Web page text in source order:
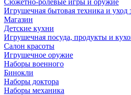
Сюжетно-ролевые игры и оружие
Игрушечная бытовая техника и уход
Магазин
Детские кухни
Игрушечная посуда, продукты и
Салон красоты
Игрушечное оружие
Наборы военного
Бинокли
Наборы доктора
Наборы механика